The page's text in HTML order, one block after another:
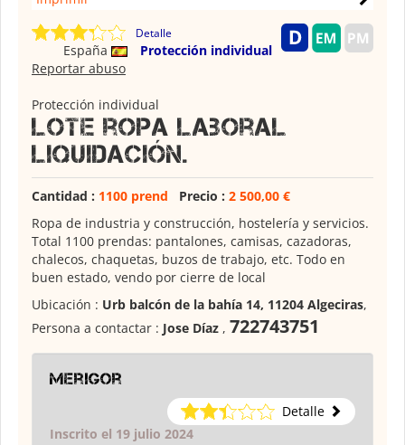
Detalle
España
Protección individual
Reportar abuso
Protección individual
Lote ropa laboral
liquidación.
Cantidad : 1100 prend Precio : 2 500,00 €
Ropa de industria y construcción, hostelería y servicios.
Total 1100 prendas: pantalones, camisas, cazadoras,
chalecos, chaquetas, buzos de trabajo, etc. Todo en
buen estado, vendo por cierre de local
Ubicación : Urb balcón de la bahía 14, 11204 Algeciras,
Persona a contactar : Jose Díaz , 722743751
Merigor
Detalle
Inscrito el 19 julio 2024